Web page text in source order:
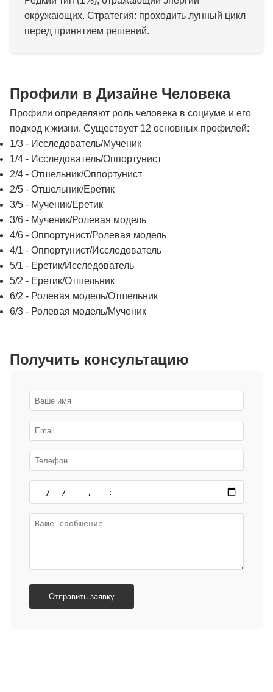
окружающих. Стратегия: проходить лунный цикл
перед принятием решений.
Профили в Дизайне Человека
Профили определяют роль человека в социуме и его
подход к жизни. Существует 12 основных профилей:
1/3 - Исследователь/Мученик
1/4 - Исследователь/Оппортунист
2/4 - Отшельник/Оппортунист
2/5 - Отшельник/Еретик
3/5 - Мученик/Еретик
3/6 - Мученик/Ролевая модель
4/6 - Оппортунист/Ролевая модель
4/1 - Оппортунист/Исследователь
5/1 - Еретик/Исследователь
5/2 - Еретик/Отшельник
6/2 - Ролевая модель/Отшельник
6/3 - Ролевая модель/Мученик
Получить консультацию
Отправить заявку